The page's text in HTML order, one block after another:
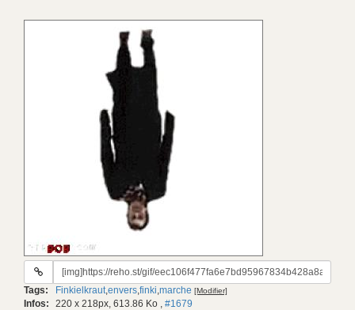
URL
gif:
Tags: Finkielkraut,envers,finki,marche [Modifier]
Infos: 220 x 218px, 613.86 Ko , #1679